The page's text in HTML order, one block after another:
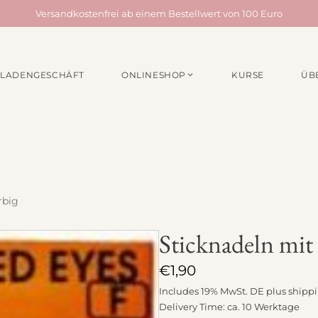
Versandkostenfrei ab einem Bestellwert von 100 Euro
LADENGESCHÄFT ONLINESHOP
Stickpakete
Etiketten
Stickzubehör
Verschiedenes
KURSE
Sticknadeln
€1,90
Includes 19% MwSt. DE plus
Delivery Time: ca. 10 Werktage